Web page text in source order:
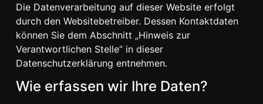
Die Datenverarbeitung auf dieser Website erfolgt
durch den Websitebetreiber. Dessen Kontaktdaten
können Sie dem Abschnitt „Hinweis zur
Verantwortlichen Stelle“ in dieser
Datenschutzerklärung entnehmen.
Wie erfassen wir Ihre Daten?